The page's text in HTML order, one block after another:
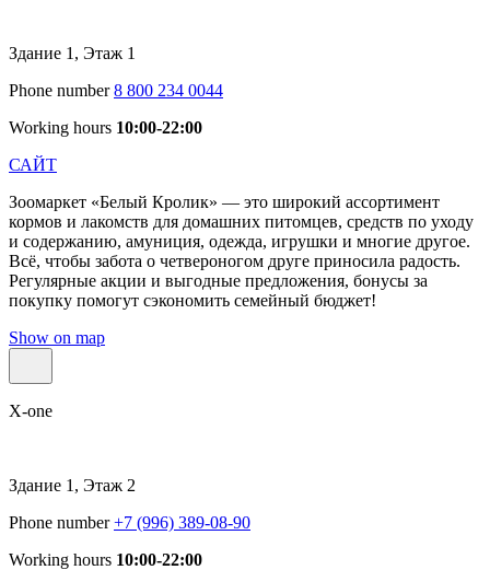
Здание 1, Этаж 1
Phone number8 800 234 0044
Working hours 10:00-22:00
САЙТ
Зоомаркет «Белый Кролик» — это широкий ассортимент
кормов и лакомств для домашних питомцев, средств по уходу
и содержанию, амуниция, одежда, игрушки и многие другое.
Всё, чтобы забота о четвероногом друге приносила радость.
Регулярные акции и выгодные предложения, бонусы за
покупку помогут сэкономить семейный бюджет!
Show on map
X-one
Здание 1, Этаж 2
Phone number+7 (996) 389-08-90
Working hours 10:00-22:00